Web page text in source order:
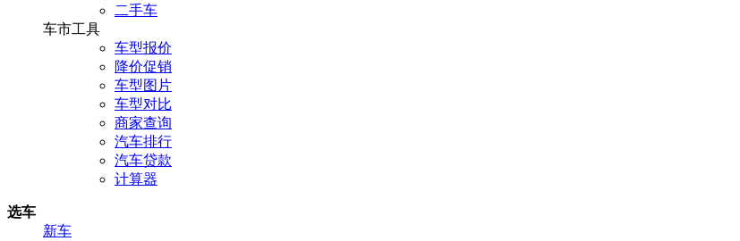
二手车
车市工具
车型报价
降价促销
车型图片
车型对比
商家查询
汽车排行
汽车贷款
计算器
选车
新车